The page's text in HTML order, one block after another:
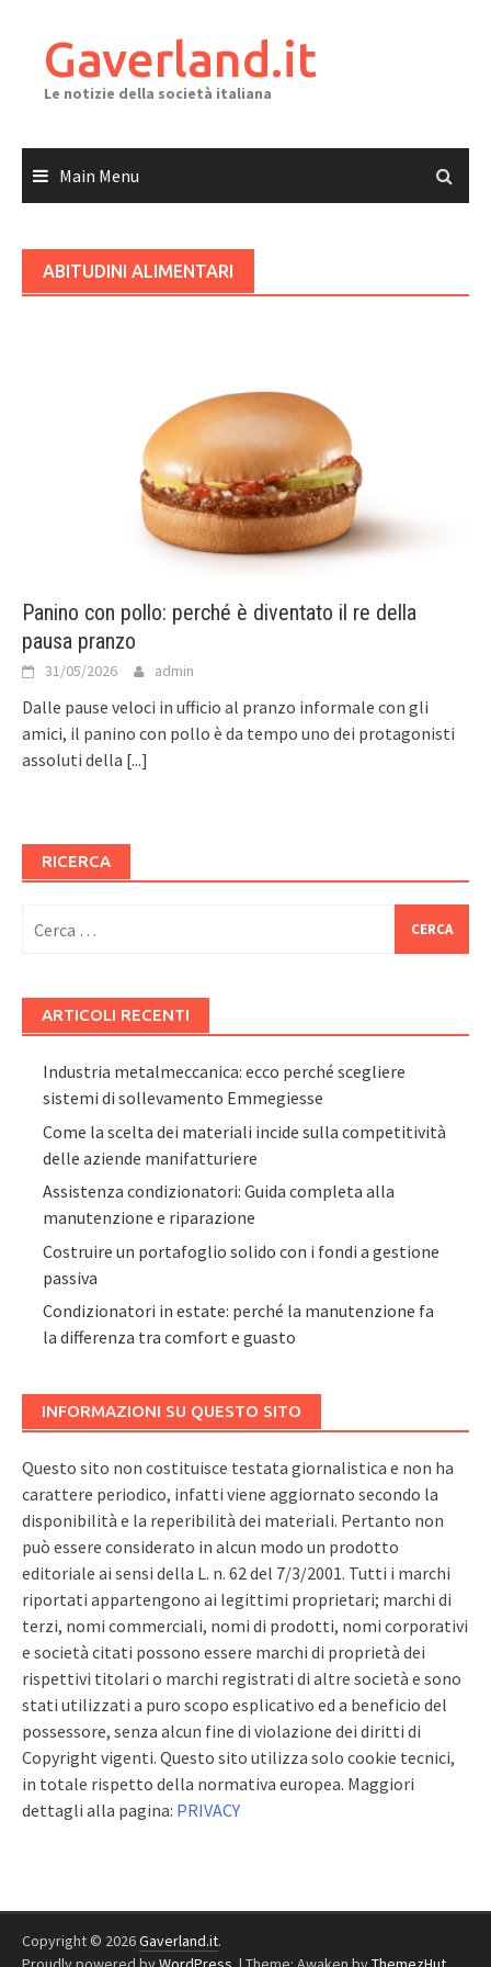
contentGaverland.it
Le notizie della società italiana
Main Menu
ABITUDINI ALIMENTARI
Panino con pollo: perché è diventato il re della
pausa pranzo
31/05/2026 admin
Dalle pause veloci in ufficio al pranzo informale con gli
amici, il panino con pollo è da tempo uno dei protagonisti
assoluti della [...]
RICERCA
per:
ARTICOLI RECENTI
Industria metalmeccanica: ecco perché scegliere
sistemi di sollevamento Emmegiesse
Come la scelta dei materiali incide sulla competitività
delle aziende manifatturiere
Assistenza condizionatori: Guida completa alla
manutenzione e riparazione
Costruire un portafoglio solido con i fondi a gestione
passiva
Condizionatori in estate: perché la manutenzione fa
la differenza tra comfort e guasto
INFORMAZIONI SU QUESTO SITO
Questo sito non costituisce testata giornalistica e non ha
carattere periodico, infatti viene aggiornato secondo la
disponibilità e la reperibilità dei materiali. Pertanto non
può essere considerato in alcun modo un prodotto
editoriale ai sensi della L. n. 62 del 7/3/2001. Tutti i marchi
riportati appartengono ai legittimi proprietari; marchi di
terzi, nomi commerciali, nomi di prodotti, nomi corporativi
e società citati possono essere marchi di proprietà dei
rispettivi titolari o marchi registrati di altre società e sono
stati utilizzati a puro scopo esplicativo ed a beneficio del
possessore, senza alcun fine di violazione dei diritti di
Copyright vigenti. Questo sito utilizza solo cookie tecnici,
in totale rispetto della normativa europea. Maggiori
dettagli alla pagina: PRIVACY
Copyright © 2026Gaverland.it.